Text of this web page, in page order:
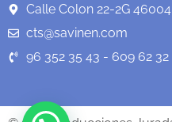
Calle Colon 22-2G
cts@savinen.com
96 352 35 43 - 609 62 32